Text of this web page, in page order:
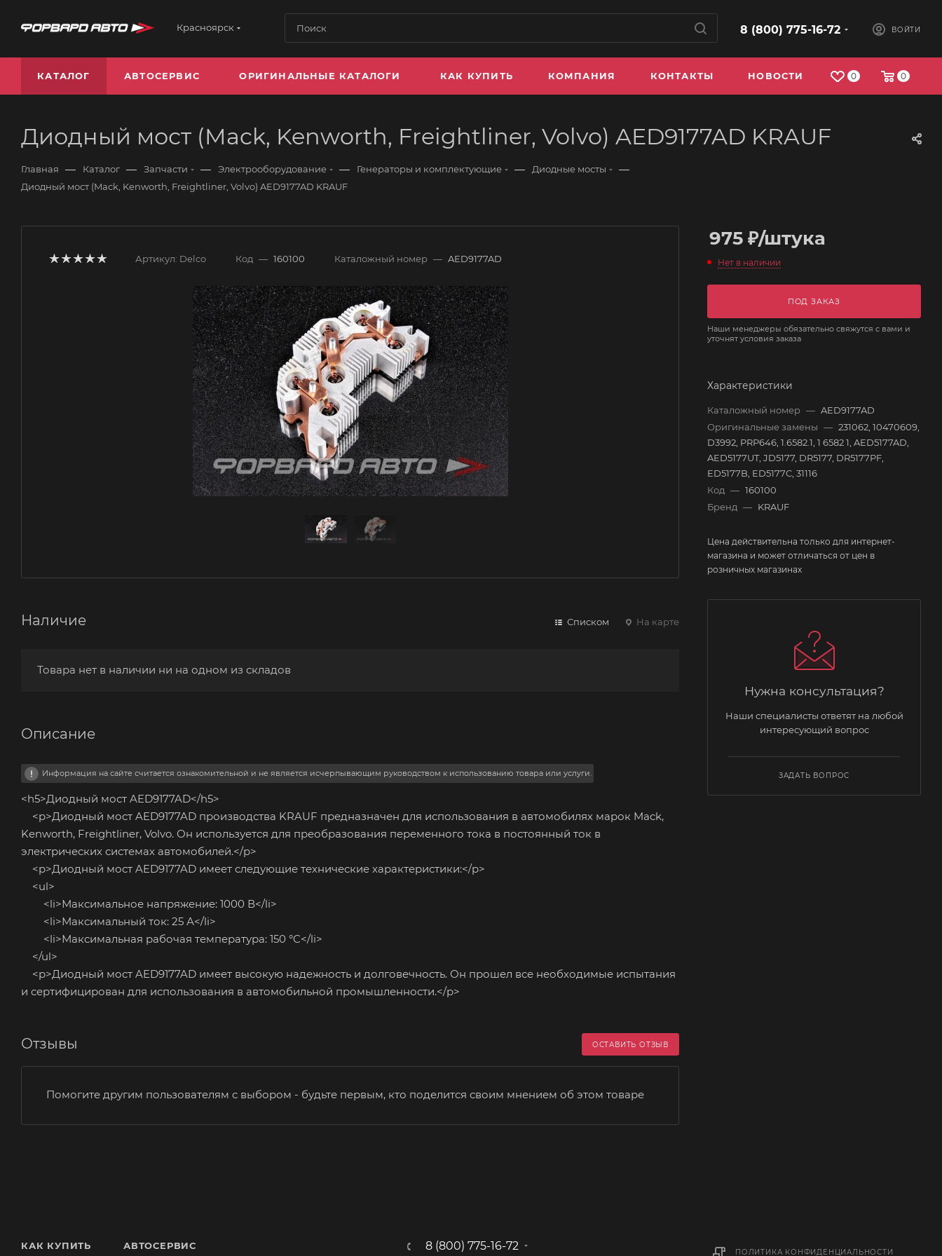
Красноярск 8 (800) 775-16-72 ВОЙТИ
0 0
КАТАЛОГ АВТОСЕРВИС ОРИГИНАЛЬНЫЕ КАТАЛОГИ КАК КУПИТЬ КОМПАНИЯ КОНТАКТЫ НОВОСТИ
Диодный мост (Mack, Kenworth, Freightliner, Volvo) AED9177AD KRAUF
Главная — Каталог — Запчасти — Электрооборудование — Генераторы и комплектующие — Диодные мосты —
Диодный мост (Mack, Kenworth, Freightliner, Volvo) AED9177AD KRAUF
Артикул: Delco Код — 160100 Каталожный номер — AED9177AD
Наличие Списком На карте
Товара нет в наличии ни на одном из складов
Описание
Информация на сайте считается ознакомительной и не является исчерпывающим руководством к использованию товара или услуги.
<h5>Диодный мост AED9177AD</h5>
<p>Диодный мост AED9177AD производства KRAUF предназначен для использования в автомобилях марок Mack,
Kenworth, Freightliner, Volvo. Он используется для преобразования переменного тока в постоянный ток в
электрических системах автомобилей.</p>
<p>Диодный мост AED9177AD имеет следующие технические характеристики:</p>
<ul>
<li>Максимальное напряжение: 1000 В</li>
<li>Максимальный ток: 25 А</li>
<li>Максимальная рабочая температура: 150 °C</li>
</ul>
<p>Диодный мост AED9177AD имеет высокую надежность и долговечность. Он прошел все необходимые испытания
и сертифицирован для использования в автомобильной промышленности.</p>
Отзывы ОСТАВИТЬ ОТЗЫВ
Помогите другим пользователям с выбором - будьте первым, кто поделится своим мнением об этом товаре
975 ₽/штука
Нет в наличии
ПОД ЗАКАЗ
Наши менеджеры обязательно свяжутся с вами и
уточнят условия заказа
Характеристики
Каталожный номер — AED9177AD
Оригинальные замены — 231062, 10470609,
D3992, PRP646, 1.6582.1, 1 6582 1, AED5177AD,
AED5177UT, JD5177, DR5177, DR5177PF,
ED5177B, ED5177C, 31116
Код — 160100
Бренд — KRAUF
Цена действительна только для интернет-
магазина и может отличаться от цен в
розничных магазинах
Нужна консультация?
Наши специалисты ответят на любой
интересующий вопрос
ЗАДАТЬ ВОПРОС
КАК КУПИТЬ АВТОСЕРВИС 8 (800) 775-16-72 ПОЛИТИКА КОНФИДЕНЦИАЛЬНОСТИ